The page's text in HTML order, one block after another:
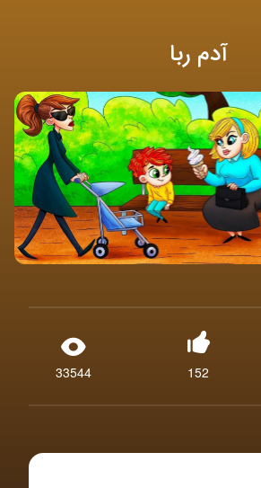
آدم ربا
33544 152